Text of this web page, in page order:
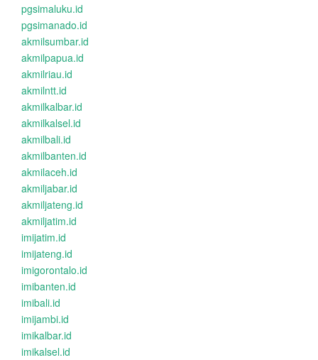
pgsimaluku.id
pgsimanado.id
akmilsumbar.id
akmilpapua.id
akmilriau.id
akmilntt.id
akmilkalbar.id
akmilkalsel.id
akmilbali.id
akmilbanten.id
akmilaceh.id
akmiljabar.id
akmiljateng.id
akmiljatim.id
imijatim.id
imijateng.id
imigorontalo.id
imibanten.id
imibali.id
imijambi.id
imikalbar.id
imikalsel.id